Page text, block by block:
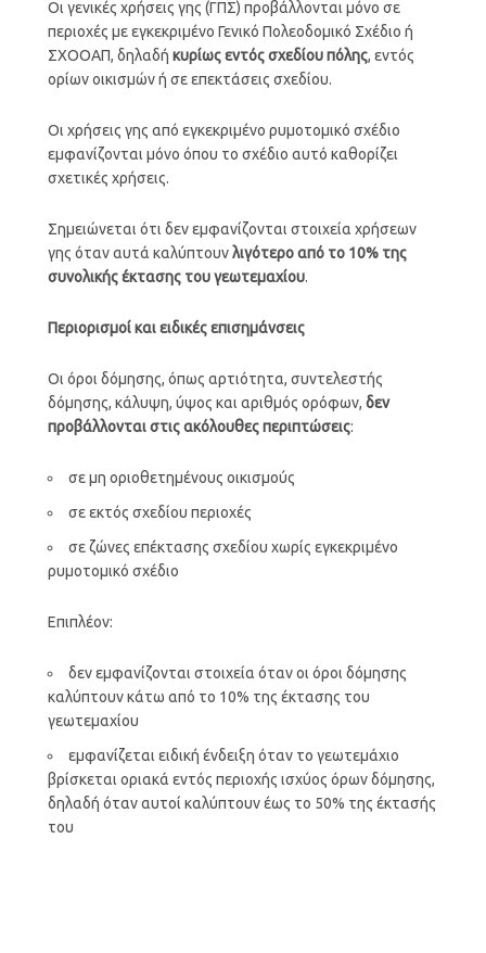
Οι γενικές χρήσεις γης (ΓΠΣ) προβάλλονται μόνο σε
περιοχές με εγκεκριμένο Γενικό Πολεοδομικό Σχέδιο ή
ΣΧΟΟΑΠ, δηλαδή κυρίως εντός σχεδίου πόλης, εντός
ορίων οικισμών ή σε επεκτάσεις σχεδίου.
Οι χρήσεις γης από εγκεκριμένο ρυμοτομικό σχέδιο
εμφανίζονται μόνο όπου το σχέδιο αυτό καθορίζει
σχετικές χρήσεις.
Σημειώνεται ότι δεν εμφανίζονται στοιχεία χρήσεων
γης όταν αυτά καλύπτουνλιγότερο από το 10% της
συνολικής έκτασης του γεωτεμαχίου.
Περιορισμοί και ειδικές επισημάνσεις
Οι όροι δόμησης, όπως αρτιότητα, συντελεστής
δόμησης, κάλυψη, ύψος και αριθμός ορόφων, δεν
προβάλλονται στις ακόλουθες περιπτώσεις:
σε μη οριοθετημένους οικισμούς
σε εκτός σχεδίου περιοχές
σε ζώνες επέκτασης σχεδίου χωρίς εγκεκριμένο
ρυμοτομικό σχέδιο
Επιπλέον:
δεν εμφανίζονται στοιχεία όταν οι όροι δόμησης
καλύπτουν κάτω από το 10% της έκτασης του
γεωτεμαχίου
εμφανίζεται ειδική ένδειξη όταν το γεωτεμάχιο
βρίσκεται οριακά εντός περιοχής ισχύος όρων δόμησης,
δηλαδή όταν αυτοί καλύπτουν έως το 50% της έκτασής
του